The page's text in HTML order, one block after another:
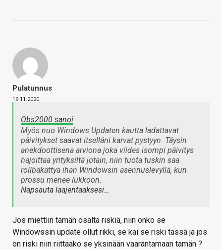
Pulatunnus
19.11.2020
Obs2000 sanoi
Myös nuo Windows Updaten kautta ladattavat
päivitykset saavat itselläni karvat pystyyn. Täysin
anekdoottisena arviona joka viides isompi päivitys
hajoittaa yrityksiltä jotain, niin tuota tuskin saa
rollbäkättyä ihan Windowsin asennuslevyllä, kun
prossu menee lukkoon.
Napsauta laajentaaksesi…
Jos miettiin tämän osalta riskiä, niin onko se
Windowssin update ollut rikki, se kai se riski tässä ja jos
on riski niin riittääkö se yksinään vaarantamaan tämän ?